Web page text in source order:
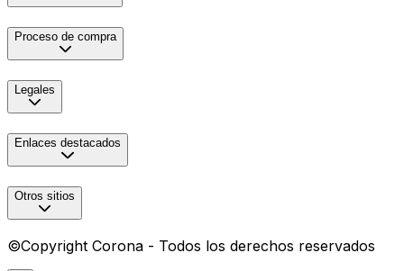
Proceso de compra
Legales
Enlaces destacados
Otros sitios
©Copyright Corona - Todos los derechos reservados